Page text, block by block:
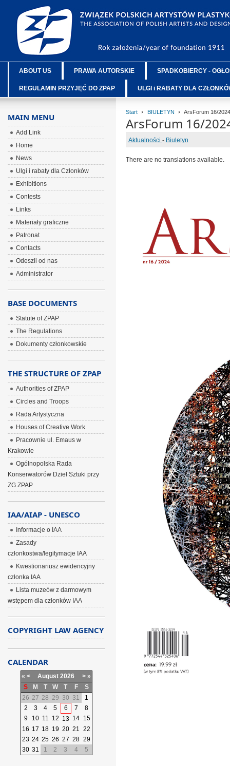
ABOUT US PRAWA AUTORSKIE SPADKOBIERCY -
REGULAMIN PRZYJĘĆ DO ZPAP ULGI i RABATY DLA
Start BIULETYN ArsForum 16/2024
ArsForum 16/
Aktualności - Biuletyn
There are no translations available.
MAIN MENU
Add Link
Home
News
Ulgi i rabaty dla Członków
Exhibitions
Contests
Links
Materiały graficzne
Patronat
Contacts
Odeszli od nas
Administrator
BASE DOCUMENTS
Statute of ZPAP
The Regulations
Dokumenty członkowskie
THE STRUCTURE OF ZPAP
Authorities of ZPAP
Circles and Troops
Rada Artystyczna
Houses of Creative Work
Pracownie ul. Emaus w
Krakowie
Ogólnopolska Rada
Konserwatorów Dzieł Sztuki przy
ZG ZPAP
IAA/AIAP - UNESCO
Informacje o IAA
Zasady
członkostwa/legitymacje IAA
Kwestionariusz ewidencyjny
członka IAA
Lista muzeów z darmowym
wstępem dla członków IAA
COPYRIGHT LAW AGENCY
CALENDAR
« < August 2026 > »
S
M T W T F
S
26 27 28 29 30 31
1
2
3 4 5 6 7
8
9
10 11 12 13 14 15
16 17 18 19 20 21 22
23 24 25 26 27 28 29
30 31 1 2 3 4 5